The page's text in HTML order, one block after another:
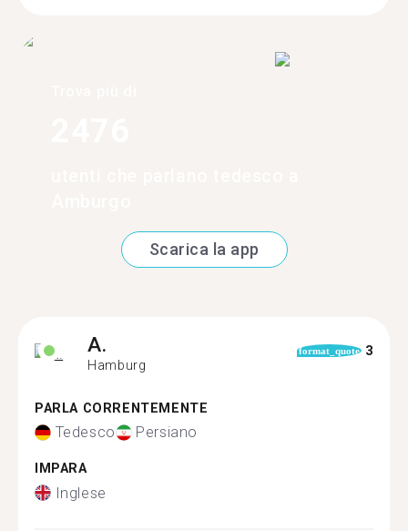
Scarica la app
A.
Hamburg
format_quote 3
PARLA CORRENTEMENTE
Tedesco Persiano
IMPARA
Inglese